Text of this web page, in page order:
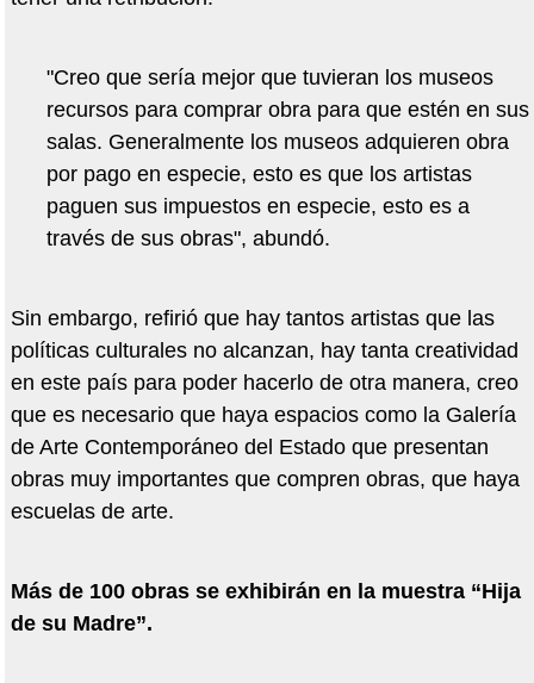
"Creo que sería mejor que tuvieran los museos
recursos para comprar obra para que estén en sus
salas. Generalmente los museos adquieren obra
por pago en especie, esto es que los artistas
paguen sus impuestos en especie, esto es a
través de sus obras", abundó.
Sin embargo, refirió que hay tantos artistas que las
políticas culturales no alcanzan, hay tanta creatividad
en este país para poder hacerlo de otra manera, creo
que es necesario que haya espacios como la Galería
de Arte Contemporáneo del Estado que presentan
obras muy importantes que compren obras, que haya
escuelas de arte.
Más de 100 obras se exhibirán en la muestra “Hija
de su Madre”.